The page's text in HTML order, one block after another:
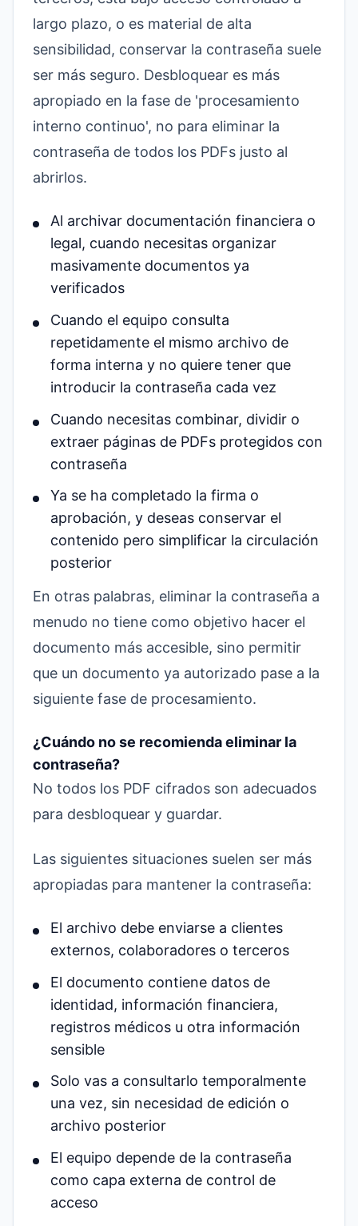
largo plazo, o es material de alta
sensibilidad, conservar la contraseña suele
ser más seguro. Desbloquear es más
apropiado en la fase de 'procesamiento
interno continuo', no para eliminar la
contraseña de todos los PDFs justo al
abrirlos.
Al archivar documentación financiera o
legal, cuando necesitas organizar
masivamente documentos ya
verificados
Cuando el equipo consulta
repetidamente el mismo archivo de
forma interna y no quiere tener que
introducir la contraseña cada vez
Cuando necesitas combinar, dividir o
extraer páginas de PDFs protegidos con
contraseña
Ya se ha completado la firma o
aprobación, y deseas conservar el
contenido pero simplificar la circulación
posterior
En otras palabras, eliminar la contraseña a
menudo no tiene como objetivo hacer el
documento más accesible, sino permitir
que un documento ya autorizado pase a la
siguiente fase de procesamiento.
¿Cuándo no se recomienda eliminar la
contraseña?
No todos los PDF cifrados son adecuados
para desbloquear y guardar.
Las siguientes situaciones suelen ser más
apropiadas para mantener la contraseña:
El archivo debe enviarse a clientes
externos, colaboradores o terceros
El documento contiene datos de
identidad, información financiera,
registros médicos u otra información
sensible
Solo vas a consultarlo temporalmente
una vez, sin necesidad de edición o
archivo posterior
El equipo depende de la contraseña
como capa externa de control de
acceso